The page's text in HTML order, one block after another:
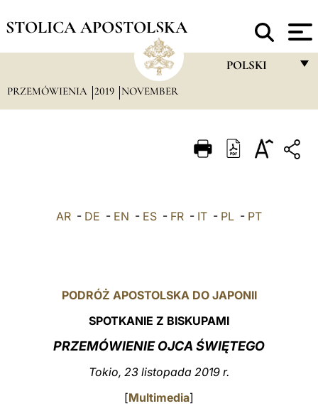
STOLICA APOSTOLSKA
POLSKI
ITALIANO
中文
LATINE
PRZEMÓWIENIA 2019 NOVEMBER
AR - DE - EN - ES - FR - IT - PL - PT
PODRÓŻ APOSTOLSKA DO JAPONII
SPOTKANIE Z BISKUPAMI
PRZEMÓWIENIE OJCA ŚWIĘTEGO
Tokio, 23 listopada 2019 r.
[Multimedia]